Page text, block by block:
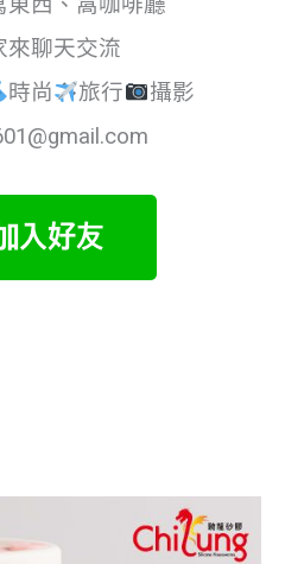
來聊天交流
時尚 旅行
攝影